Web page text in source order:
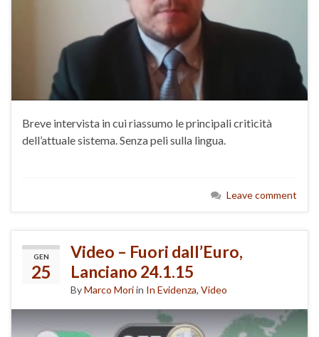
Breve intervista in cui riassumo le principali criticità
dell’attuale sistema. Senza peli sulla lingua.
Leave comment
GEN
25
Video – Fuori dall’Euro,
Lanciano 24.1.15
ByMarco Moriin In Evidenza, Video